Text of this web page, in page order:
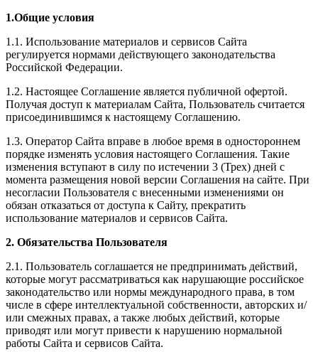
1.Общие условия
1.1. Использование материалов и сервисов Сайта
регулируется нормами действующего законодательства
Российской Федерации.
1.2. Настоящее Соглашение является публичной офертой.
Получая доступ к материалам Сайта, Пользователь считается
присоединившимся к настоящему Соглашению.
1.3. Оператор Сайта вправе в любое время в одностороннем
порядке изменять условия настоящего Соглашения. Такие
изменения вступают в силу по истечении 3 (Трех) дней с
момента размещения новой версии Соглашения на сайте. При
несогласии Пользователя с внесенными изменениями он
обязан отказаться от доступа к Сайту, прекратить
использование материалов и сервисов Сайта.
2. Обязательства Пользователя
2.1. Пользователь соглашается не предпринимать действий,
которые могут рассматриваться как нарушающие российское
законодательство или нормы международного права, в том
числе в сфере интеллектуальной собственности, авторских и/
или смежных правах, а также любых действий, которые
приводят или могут привести к нарушению нормальной
работы Сайта и сервисов Сайта.